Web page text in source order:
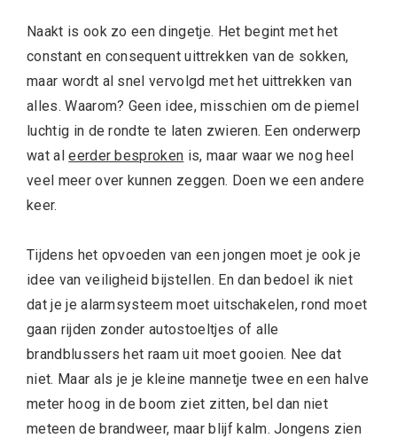
Naakt is ook zo een dingetje. Het begint met het
constant en consequent uittrekken van de sokken,
maar wordt al snel vervolgd met het uittrekken van
alles. Waarom? Geen idee, misschien om de piemel
luchtig in de rondte te laten zwieren. Een onderwerp
wat aleerder besproken is, maar waar we nog heel
veel meer over kunnen zeggen. Doen we een andere
keer.
Tijdens het opvoeden van een jongen moet je ook je
idee van veiligheid bijstellen. En dan bedoel ik niet
dat je je alarmsysteem moet uitschakelen, rond moet
gaan rijden zonder autostoeltjes of alle
brandblussers het raam uit moet gooien. Nee dat
niet. Maar als je je kleine mannetje twee en een halve
meter hoog in de boom ziet zitten, bel dan niet
meteen de brandweer, maar blijf kalm. Jongens zien